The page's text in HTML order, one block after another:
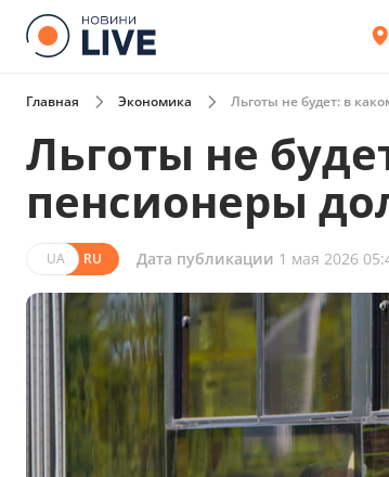
Главная Экономика Льготы не будет: в
Льготы не
пенсионеры
UA RU Дата публикации 1 мая 2026